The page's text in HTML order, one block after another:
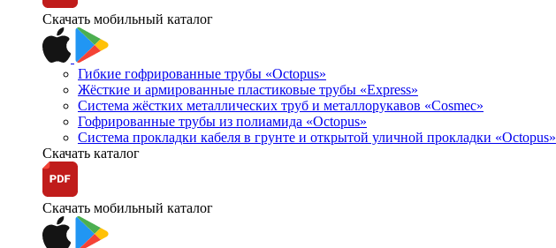
Скачать мобильный каталог
Гибкие гофрированные трубы «Octopus»
Жёсткие и армированные пластиковые трубы «Express»
Система жёстких металлических труб и металлорукавов «Cosmec»
Гофрированные трубы из полиамида «Octopus»
Система прокладки кабеля в грунте и открытой уличной прокладки «Octopus»
Скачать каталог
Скачать мобильный каталог